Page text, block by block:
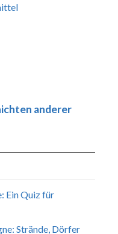
anderer
Ein Quiz für
Strände, Dörfer